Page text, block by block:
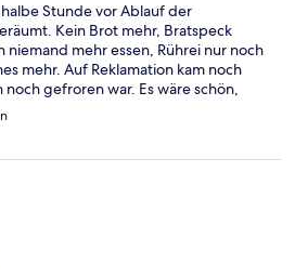
Stunde vor Ablauf der
Kein Brot mehr, Bratspeck
mehr essen, Rührei nur noch
mehr. Auf Reklamation kam noch
gefroren war. Es wäre schön,
auch Grüssen würde. Am
15 Minuten vor dem
es putzen und sie hätten heute
eh "grad" auf dem Sprung zum
dieses Verhalten des Personals stark
die Angestellten sich selber zu
Es können nicht alle damit
eigentlich!!!!